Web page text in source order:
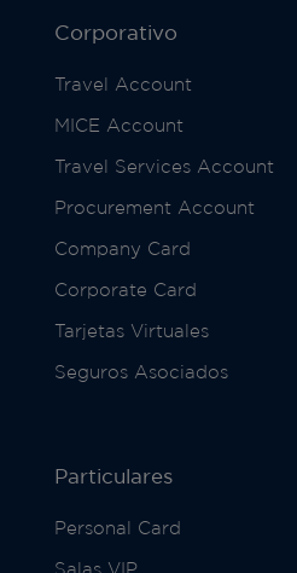
Corporativo
Travel Account
MICE Account
Travel Services Account
Procurement Account
Company Card
Corporate Card
Tarjetas Virtuales
Seguros Asociados
Particulares
Personal Card
Salas VIP